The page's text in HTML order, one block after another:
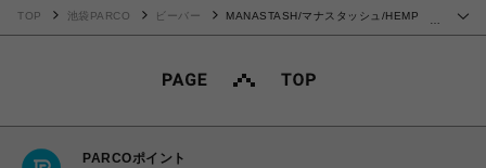
TOP 池袋PARCO ビーバー
MANASTASH/マナスタッシュ/HEMP
PARCOポイント